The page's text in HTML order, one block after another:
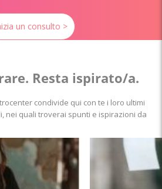
un consulto >
Resta ispirato/a.
condivide qui con te i loro ultimi
nei quali troverai spunti e ispirazioni da